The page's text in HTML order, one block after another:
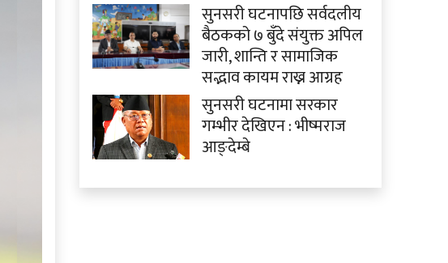
सुनसरी घटनापछि सर्वदलीय
बैठकको ७ बुँदे संयुक्त अपिल
जारी, शान्ति र सामाजिक
सद्भाव कायम राख्न आग्रह
सुनसरी घटनामा सरकार
गम्भीर देखिएन : भीष्मराज
आङ्देम्बे